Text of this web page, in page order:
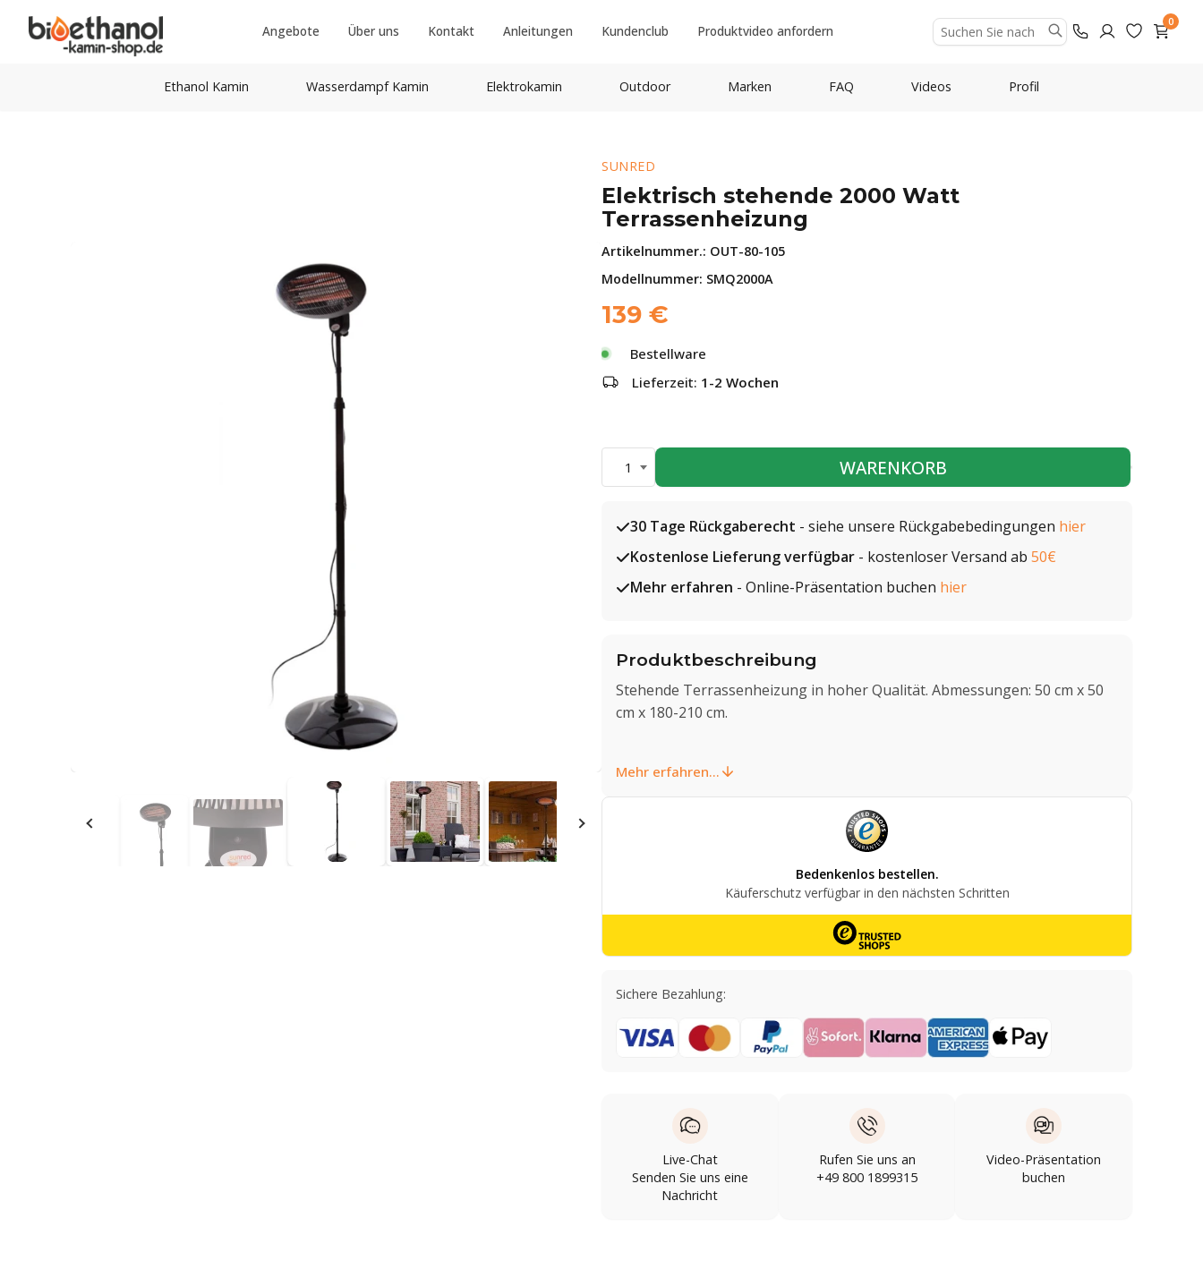
Angebote Über uns Kontakt Anleitungen Kundenclub Produktvideo anfordern
0
Ethanol Kamin Wasserdampf Kamin Elektrokamin Outdoor Marken FAQ Videos Profil
SUNRED
Elektrisch stehende 2000 Watt
Terrassenheizung
Artikelnummer.: OUT-80-105
Modellnummer: SMQ2000A
139 €
Bestellware
Lieferzeit: 1-2 Wochen
1 WARENKORB
30 Tage Rückgaberecht - siehe unsere Rückgabebedingungen hier
Kostenlose Lieferung verfügbar - kostenloser Versand ab 50€
Mehr erfahren - Online-Präsentation buchen hier
Produktbeschreibung
Stehende Terrassenheizung in hoher Qualität. Abmessungen: 50 cm x 50
cm x 180-210 cm.
Mehr erfahren...
Sichere Bezahlung:
Live-Chat
Senden Sie uns eine
Nachricht
Rufen Sie uns an
+49 800 1899315
Video-Präsentation
buchen